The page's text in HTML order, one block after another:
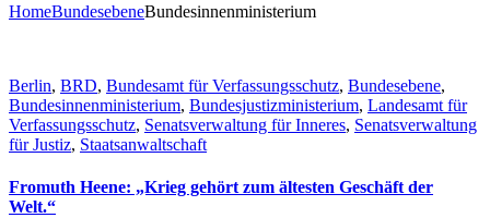
HomeBundesebeneBundesinnenministerium
Berlin, BRD, Bundesamt für Verfassungsschutz, Bundesebene,
Bundesinnenministerium, Bundesjustizministerium, Landesamt für
Verfassungsschutz, Senatsverwaltung für Inneres, Senatsverwaltung
für Justiz, Staatsanwaltschaft
Fromuth Heene: „Krieg gehört zum ältesten Geschäft der
Welt.“